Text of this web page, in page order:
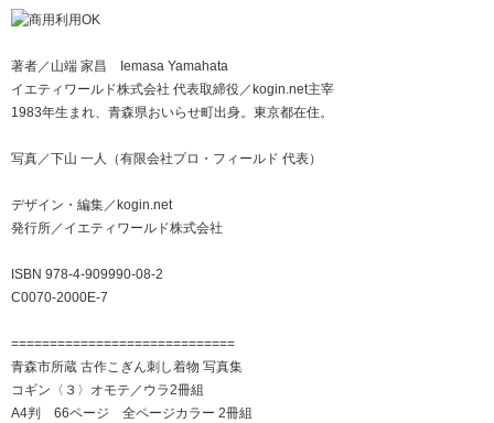
著者／山端 家昌 Iemasa Yamahata
イエティワールド株式会社 代表取締役／kogin.net主宰
1983年生まれ、青森県おいらせ町出身。東京都在住。
写真／下山 一人（有限会社プロ・フィールド 代表）
デザイン・編集／kogin.net
発行所／イエティワールド株式会社
ISBN 978-4-909990-08-2
C0070-2000E-7
=============================
青森市所蔵 古作こぎん刺し着物 写真集
コギン〈３〉オモテ／ウラ2冊組
A4判 66ページ 全ページカラー 2冊組